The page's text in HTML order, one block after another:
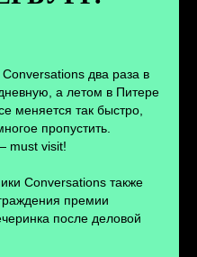
два раза в
а летом в Питере
меняется так быстро,
пропустить.
must visit!
Conversations также
премии
после деловой